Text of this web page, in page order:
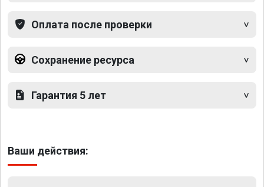
Оплата после проверки
Сохранение ресурса
Гарантия 5 лет
Ваши действия: